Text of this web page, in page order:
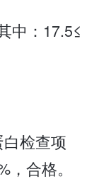
中：17.5≤
检查项
合格。